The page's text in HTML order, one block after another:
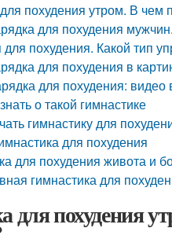
похудения утром. В чем
для похудения
похудения. Какой тип
для похудения в
для похудения:
о такой гимнастике
гимнастику для
для похудения
для похудения живота и
гимнастика для
для похудения